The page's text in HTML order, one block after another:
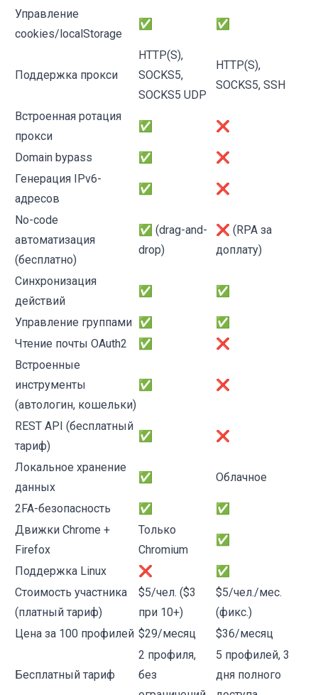
Управление
cookies/localStorage
✅ ✅
Поддержка прокси
HTTP(S),
SOCKS5,
SOCKS5 UDP
HTTP(S),
SOCKS5, SSH
Встроенная ротация
прокси
✅ ❌
Domain bypass ✅
❌
Генерация IPv6-
адресов
✅ ❌
No-code
автоматизация
(бесплатно)
✅ (drag-and-
drop)
❌ (RPA за
доплату)
Синхронизация
действий
✅ ✅
Управление группами ✅
✅
Чтение почты OAuth2
✅
❌
Встроенные
инструменты
(автологин, кошельки)
✅ ❌
REST API (бесплатный
тариф)
✅ ❌
Локальное хранение
данных
✅ Облачное
2FA-безопасность ✅
✅
Движки Chrome +
Firefox
Только
Chromium
✅
Поддержка Linux ❌
✅
Стоимость участника
(платный тариф)
$5/чел. ($3
при 10+)
$5/чел./мес.
(фикс.)
Цена за 100 профилей $29/месяц $36/месяц
Бесплатный тариф
2 профиля,
без
5 профилей, 3
дня полного